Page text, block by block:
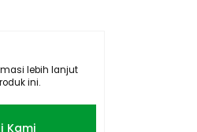
lebih lanjut
ini.
Kami